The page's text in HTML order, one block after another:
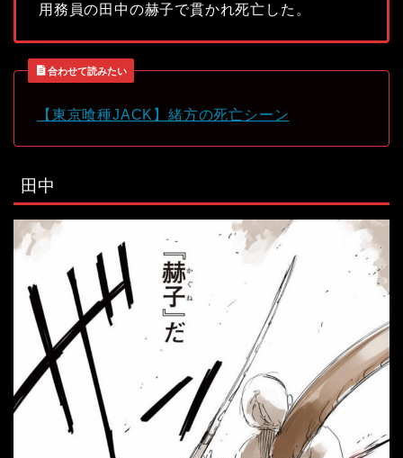
用務員の田中の赫子で貫かれ死亡した。
合わせて読みたい
【東京喰種JACK】緒方の死亡シーン
田中